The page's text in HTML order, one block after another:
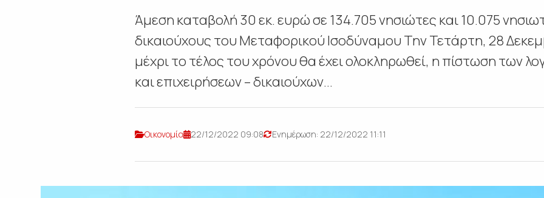
Άμεση καταβολή 30 εκ. ευρώ σε 134.705 νησιώτες και 10.075
δικαιούχους του Μεταφορικού Ισοδύναμου Την Τετάρτη, 28
μέχρι το τέλος του χρόνου θα έχει ολοκληρωθεί, η πίστωση των
και επιχειρήσεων – δικαιούχων...
Οικονομία 22/12/2022 09:08 Ενημέρωση: 22/12/2022 11:11